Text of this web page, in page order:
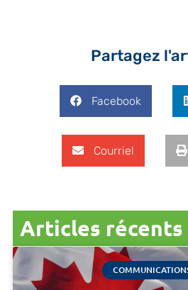
Partagez
Facebook
Courriel
Articles récents